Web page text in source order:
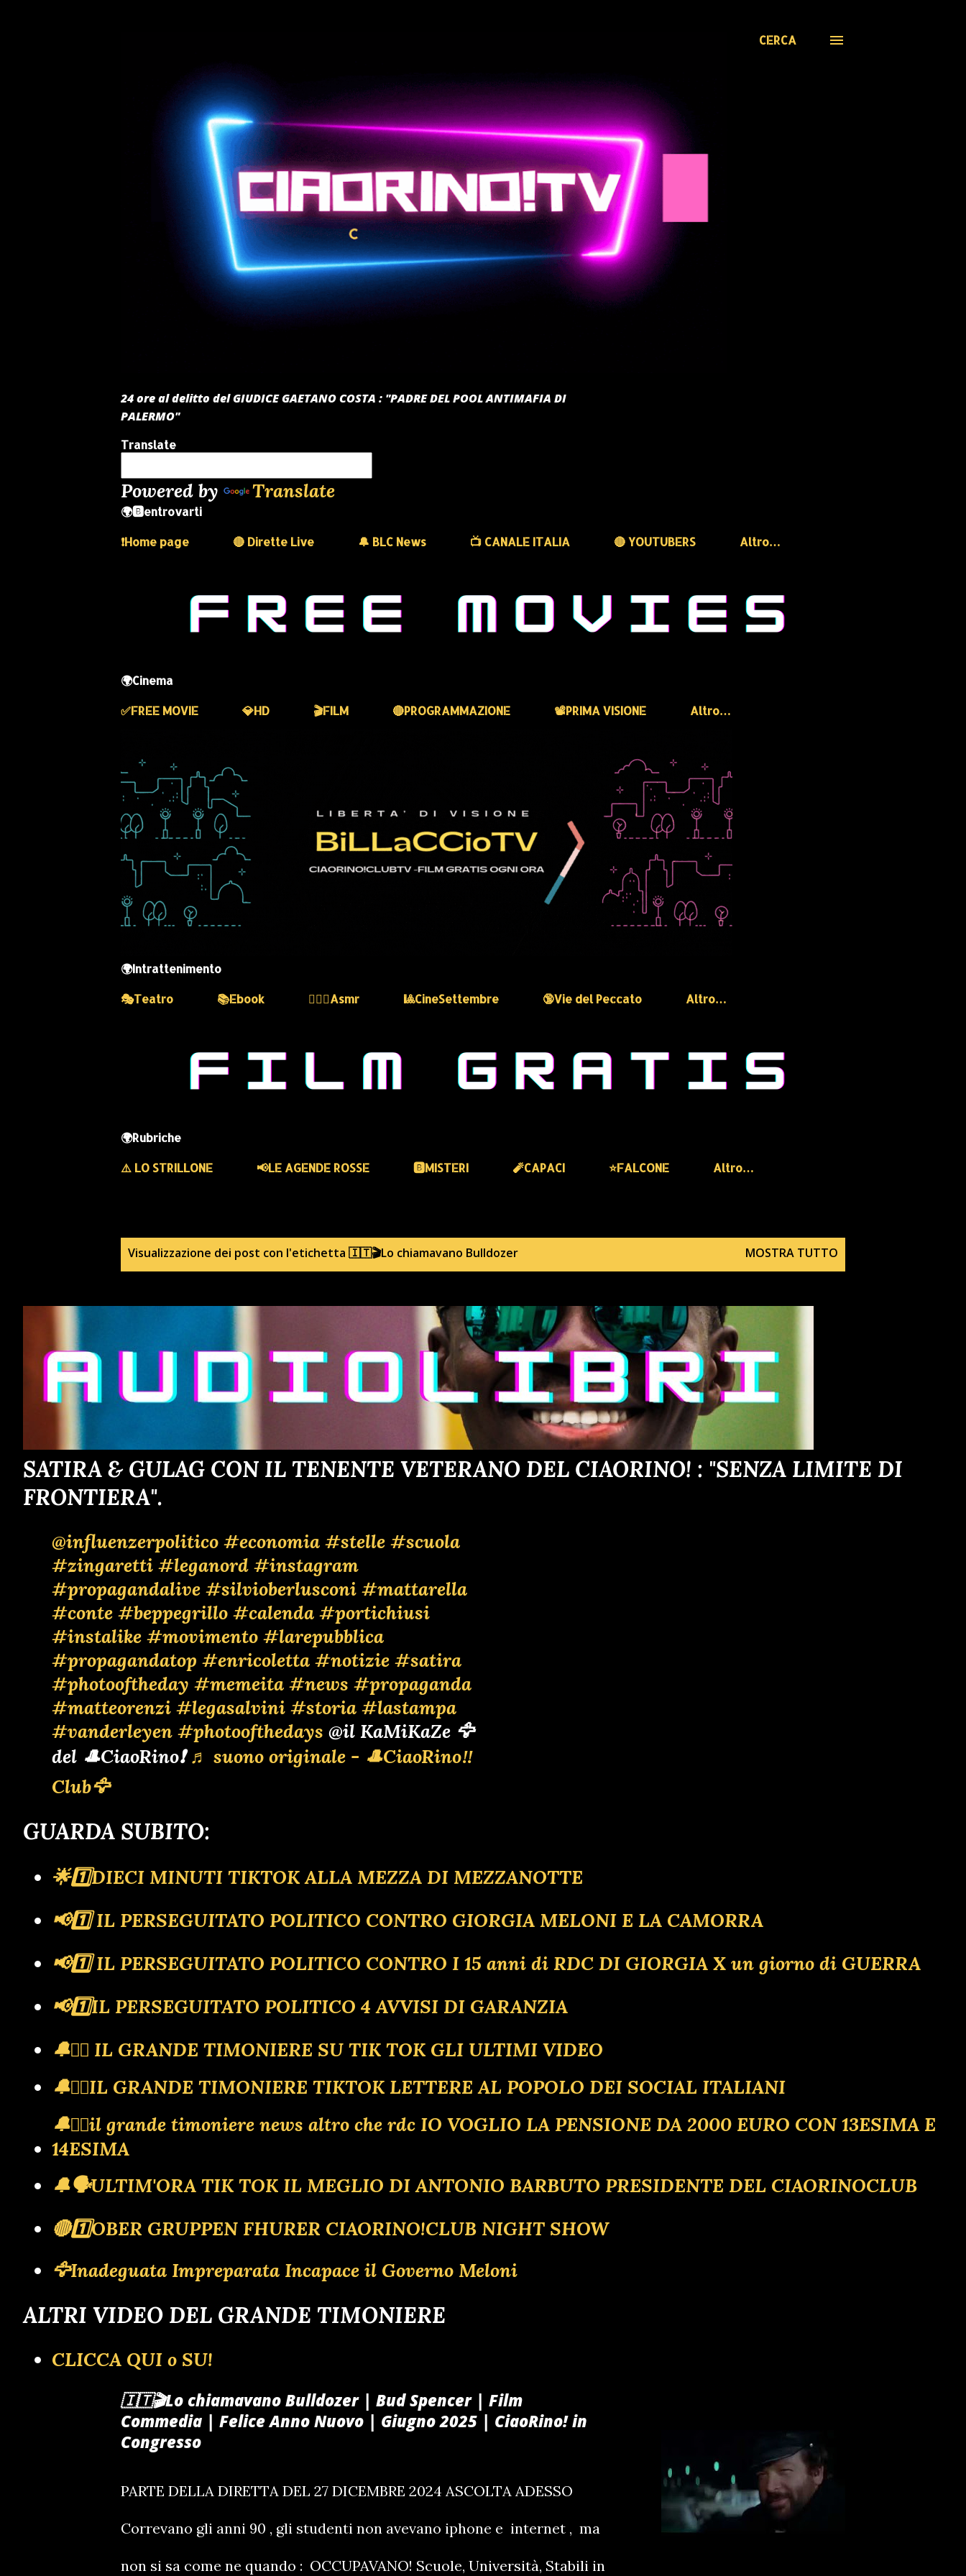
24 ore al delitto del GIUDICE GAETANO COSTA : "PADRE DEL POOL ANTIMAFIA DI
PALERMO"
CERCA
Translate
Powered by Translate
🌍🅱️entrovarti
❗️Home page
🔴 Dirette Live 🔔 BLC News 📺 CANALE ITALIA 🔴 YOUTUBERS Altro…
🌍Cinema
✅️FREE MOVIE
💎HD 🎬FILM 🔴PROGRAMMAZIONE 📽️PRIMA VISIONE Altro…
🌍Intrattenimento
🎭Teatro
📚Ebook 💆🏻‍♀️Asmr 🎱CineSettembre 🔞Vie del Peccato Altro…
🌍Rubriche
⚠️ LO STRILLONE
📢LE AGENDE ROSSE 🅱️MISTERI 🧨CAPACI ⭐️FALCONE Altro…
Visualizzazione dei post con l'etichetta 🇮🇹🎬Lo chiamavano Bulldozer MOSTRA TUTTO
SATIRA & GULAG CON IL TENENTE VETERANO DEL CIAORINO! : "SENZA LIMITE DI
FRONTIERA".
@influenzerpolitico #economia #stelle #scuola
#zingaretti #leganord #instagram
#propagandalive #silvioberlusconi #mattarella
#conte #beppegrillo #calenda #portichiusi
#instalike #movimento #larepubblica
#propagandatop #enricoletta #notizie #satira
#photooftheday #memeita #news #propaganda
#matteorenzi #legasalvini #storia #lastampa
#vanderleyen #photoofthedays @il KaMiKaZe 🦅
del 🎩CiaoRino❗♬ suono originale - 🎩CiaoRino‼️
Club🦅
GUARDA SUBITO:
🌟1️⃣DIECI MINUTI TIKTOK ALLA MEZZA DI MEZZANOTTE
📢1️⃣ IL PERSEGUITATO POLITICO CONTRO GIORGIA MELONI E LA CAMORRA
📢1️⃣ IL PERSEGUITATO POLITICO CONTRO I 15 anni di RDC DI GIORGIA X un giorno di GUERRA
📢1️⃣IL PERSEGUITATO POLITICO 4 AVVISI DI GARANZIA
🔔🏴‍☠️ IL GRANDE TIMONIERE SU TIK TOK GLI ULTIMI VIDEO
🔔🏴‍☠️IL GRANDE TIMONIERE TIKTOK LETTERE AL POPOLO DEI SOCIAL ITALIANI
🔔🏴‍☠️il grande timoniere news altro che rdc IO VOGLIO LA PENSIONE DA 2000 EURO CON 13ESIMA E
14ESIMA
🔔🗣️ULTIM'ORA TIK TOK IL MEGLIO DI ANTONIO BARBUTO PRESIDENTE DEL CIAORINOCLUB
🔴1️⃣OBER GRUPPEN FHURER CIAORINO!CLUB NIGHT SHOW
🦅Inadeguata Impreparata Incapace il Governo Meloni
ALTRI VIDEO DEL GRANDE TIMONIERE
CLICCA QUI o SU!
🇮🇹🎬Lo chiamavano Bulldozer | Bud Spencer | Film
Commedia | Felice Anno Nuovo | Giugno 2025 | CiaoRino! in
Congresso
PARTE DELLA DIRETTA DEL 27 DICEMBRE 2024 ASCOLTA ADESSO
Correvano gli anni 90 , gli studenti non avevano iphone e internet , ma
non si sa come ne quando : OCCUPAVANO! Scuole, Università, Stabili in